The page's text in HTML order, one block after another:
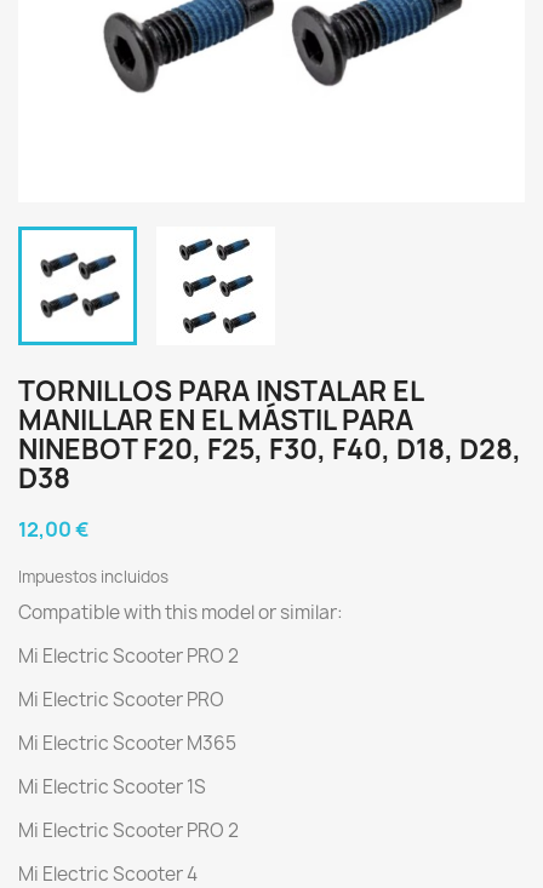
TORNILLOS PARA INSTALAR EL
MANILLAR EN EL MÁSTIL PARA
NINEBOT F20, F25, F30, F40, D18, D28,
D38
12,00 €
Impuestos incluidos
Compatible with this model or similar:
Mi Electric Scooter PRO 2
Mi Electric Scooter PRO
Mi Electric Scooter M365
Mi Electric Scooter 1S
Mi Electric Scooter PRO 2
Mi Electric Scooter 4